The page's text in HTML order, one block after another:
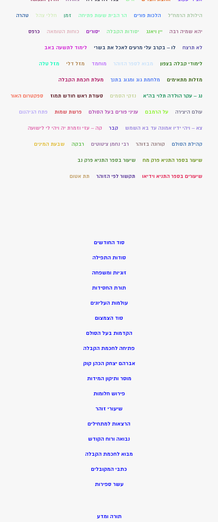
הילולת הרמח"ל הלכות פורים הר הבית שעות פתיחה זמן חללי צהל טהרה
יהא שמיה רבה יין ויאנג יסודות הקבלה יסורים כוחות הטומאה כרפס
לא תרצח לו – בקרב עלי מרעים לאכל את בשרי לימוד לתשעה באב
לימודי קבלה בצפון מבוא לספר הזוהר מוחמד מזל דלי מזל טלה
מזלות מתאימים מלחמת גוג ומגוג בתנך מעלת חכמת הקבלה
נג – עקר הולדה תלוי בה"א נזקי הסמים סעודת ראש חודש תמוז ספקטרום האור
עולם היצירה על הרמבם עניני פורים בעל הסולם פרשת שמות פתח הגיהנום
צא – ויהי ידיו אמונה עד בא השמש קבר קה – עזי וזמרת יה ויהי לי לישועה
קהילת הסולם קורונה בזוהר רבי נחמן ציטוטים רבקה שבעת המינים
שיעור בספר התניא פרק מח שיעור בספר התניא פרק נב
שיעורים בספר התניא וידיאו תקשור לפי הזוהר תת אטום
סוד החודשים
סודות התפילה
זוגיות ומשפחה
תורת החסידות
עולמות העליונים
סוד הצמצום
הקדמות בעל הסולם
פתיחה לחכמת הקבלה
אברהם יצחק הכהן קוק
מוסר ותיקון המידות
פירוש חלומות
שיעורי זוהר
הרצאות למתחילים
נבואה ורוח הקודש
מבוא לחכמת הקבלה
כתבי המקובלים
עשר ספירות
תורה ומדע